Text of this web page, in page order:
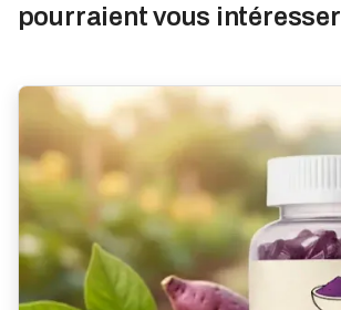
pourraient vous intéresser